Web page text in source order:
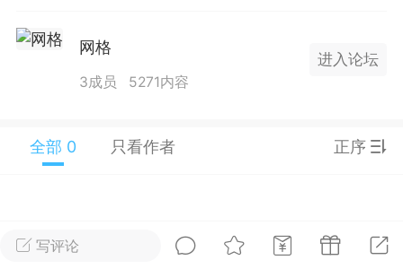
#狼行天下
3.4k
EA 增加货币版EA
写评论
网格
3成员 5271内容
进入论坛
全部 0 只看作者 正序